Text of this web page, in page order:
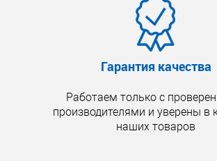
Гарантия качества
Работаем только с
производителями и уверены в
наших товаров